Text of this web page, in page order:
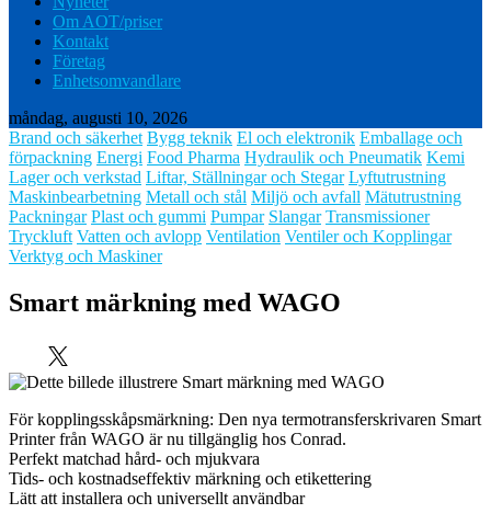
Om AOT/priser
Kontakt
Företag
Enhetsomvandlare
måndag, augusti 10, 2026
Brand och säkerhet Bygg teknik El och elektronik Emballage och
förpackning Energi Food Pharma Hydraulik och Pneumatik Kemi
Lager och verkstad Liftar, Ställningar och Stegar Lyftutrustning
Maskinbearbetning Metall och stål Miljö och avfall Mätutrustning
Packningar Plast och gummi Pumpar Slangar Transmissioner
Tryckluft Vatten och avlopp Ventilation Ventiler och Kopplingar
Verktyg och Maskiner
Smart märkning med WAGO
För kopplingsskåpsmärkning: Den nya termotransferskrivaren Smart
Printer från WAGO är nu tillgänglig hos Conrad.
­Perfekt matchad hård- och mjukvara
Tids- och kostnadseffektiv märkning och etikettering
Lätt att installera och universellt användbar